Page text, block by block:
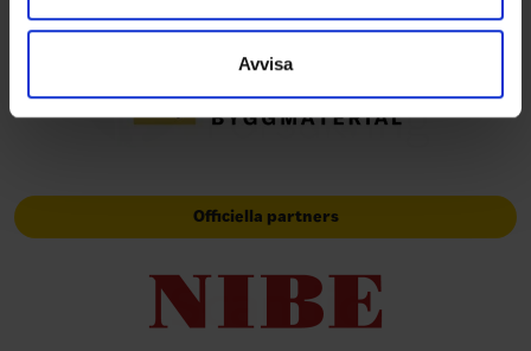
information som du har tillhandahållit eller som de har
samlat in när du har använt deras tjänster.
Avvisa
Officiella partners